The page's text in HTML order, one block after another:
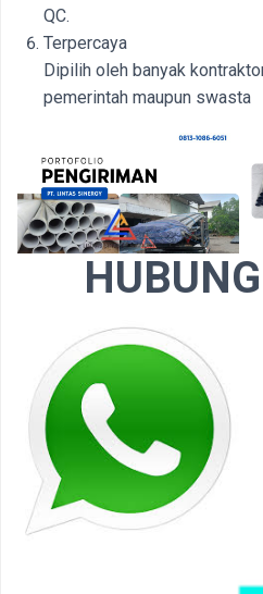
QC.
Terpercaya
Dipilih oleh banyak
pemerintah maupun swasta